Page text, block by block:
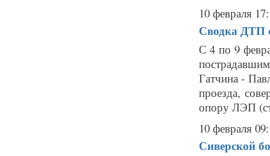
10 февраля
Сводка ДТП
С 4 по 9
Гатчина -
проезда,
опору ЛЭП
10 февраля
Сиверской